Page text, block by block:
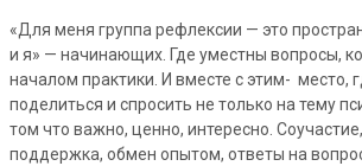
«Для меня группа рефлексии — это
и я» — начинающих. Где уместны вопросы,
началом практики. И вместе с этим- место,
поделиться и спросить не только на тему
том что важно, ценно, интересно.
поддержка, обмен опытом, ответы на